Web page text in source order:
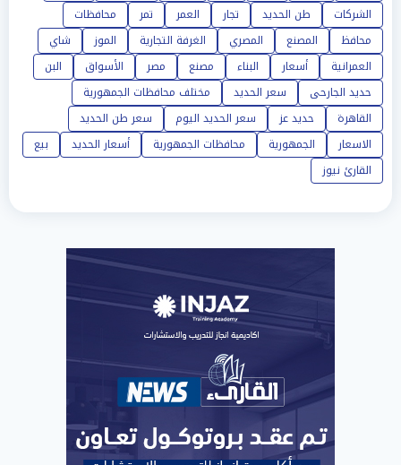
الشركات
طن الحديد تجار العمر تمر
محافظات
محافظ
المصنع المصري الغرفة التجارية الموز
شاي
العمرانية
أسعار البناء مصنع مصر الأسواق
البن
حديد الجارحى
سعر الحديد
مختلف محافظات الجمهورية
القاهرة
حديد عز سعر الحديد اليوم
سعر طن الحديد
الاسعار
الجمهورية محافظات الجمهورية أسعار الحديد
بيع
القارئ نيوز